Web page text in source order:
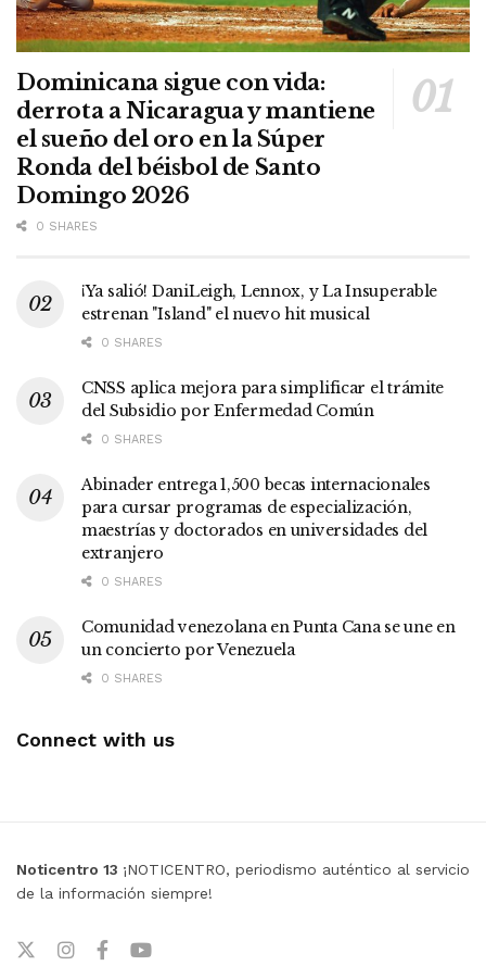
Dominicana sigue con vida:
derrota a Nicaragua y mantiene
el sueño del oro en la Súper
Ronda del béisbol de Santo
Domingo 2026
0 SHARES
¡Ya salió! DaniLeigh, Lennox, y La Insuperable
estrenan "Island" el nuevo hit musical
0 SHARES
CNSS aplica mejora para simplificar el trámite
del Subsidio por Enfermedad Común
0 SHARES
Abinader entrega 1,500 becas internacionales
para cursar programas de especialización,
maestrías y doctorados en universidades del
extranjero
0 SHARES
Comunidad venezolana en Punta Cana se une en
un concierto por Venezuela
0 SHARES
Connect with us
Noticentro 13 ¡NOTICENTRO, periodismo auténtico al servicio
de la información siempre!